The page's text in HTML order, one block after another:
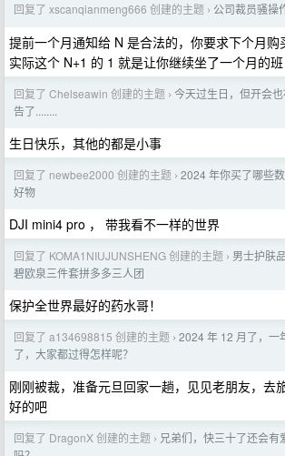
回复了 xscanqianmeng666 创建的主题 › 公司裁员骚操
提前一个月通知给 N 是合法的，你要求下个月购
实际这个 N+1 的 1 就是让你继续坐了一个月的班
回复了 Chelseawin 创建的主题 › 今天过生日，但开会
告了........
生日快乐，其他的都是小事
回复了 newbee2000 创建的主题 › 2024 年你买了哪些
好物
DJI mini4 pro ， 带我看不一样的世界
回复了 KOMA1NIUJUNSHENG 创建的主题 › 男士护肤
碧欧泉三件套拼多多三人团
保护全世界最好的药水哥！
回复了 a134698815 创建的主题 › 2024 年 12 月了，一
了，大家都过得怎样呢？
刚刚被裁，准备元旦回家一趟，见见老朋友，去
好的吧
回复了 DragonX 创建的主题 › 兄弟们，快三十了还会有